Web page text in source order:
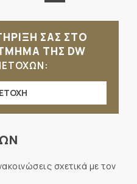
ΣΑΣ ΣΤΟ
ΤΗΣ DW
σχετικά με τον